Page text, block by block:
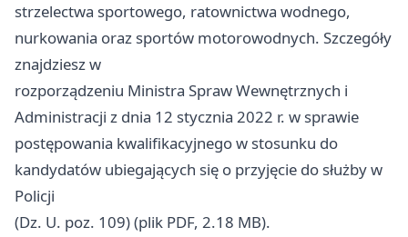
strzelectwa sportowego, ratownictwa wodnego,
nurkowania oraz sportów motorowodnych. Szczegóły
znajdziesz w
rozporządzeniu Ministra Spraw Wewnętrznych i
Administracji z dnia 12 stycznia 2022 r. w sprawie
postępowania kwalifikacyjnego w stosunku do
kandydatów ubiegających się o przyjęcie do służby w
Policji
(Dz. U. poz. 109) (plik PDF, 2.18 MB).